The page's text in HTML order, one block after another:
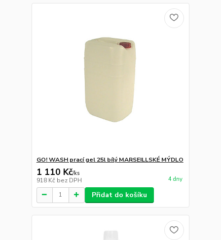
GO! WASH prací gel 25l bílý MARSEILLSKÉ MÝDLO
1 110 Kč/ks
918 Kč bez DPH 4 dny
Přidat do košíku